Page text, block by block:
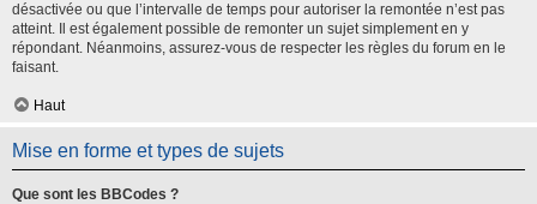
désactivée ou que l’intervalle de temps pour autoriser la remontée n’est pas
atteint. Il est également possible de remonter un sujet simplement en y
répondant. Néanmoins, assurez-vous de respecter les règles du forum en le
faisant.
Haut
Mise en forme et types de sujets
Que sont les BBCodes ?